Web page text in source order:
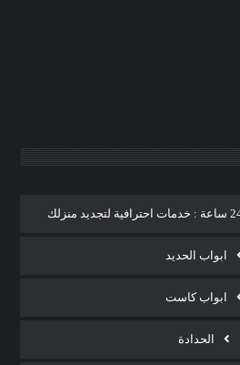
ابواب الحديد
ابواب كاست
الحدادة